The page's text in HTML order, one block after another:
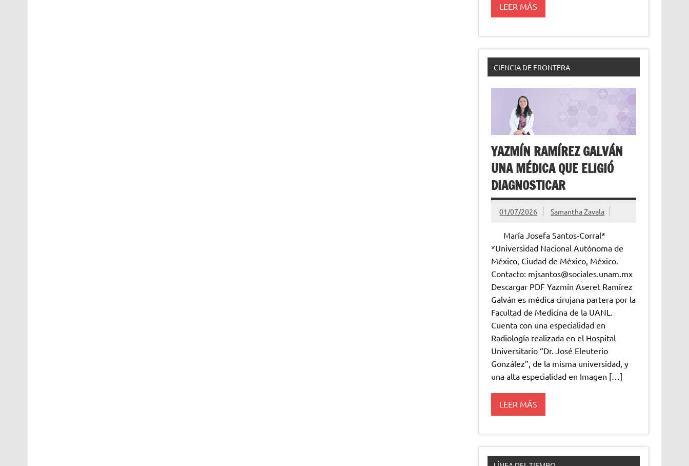
LEER MÁS
CIENCIA DE FRONTERA
YAZMÍN RAMÍREZ GALVÁN
UNA MÉDICA QUE ELIGIÓ
DIAGNOSTICAR
01/07/2026 Samantha Zavala
María Josefa Santos-Corral*
*Universidad Nacional Autónoma de
México, Ciudad de México, México.
Contacto: mjsantos@sociales.unam.mx
Descargar PDF Yazmín Aseret Ramírez
Galván es médica cirujana partera por la
Facultad de Medicina de la UANL.
Cuenta con una especialidad en
Radiología realizada en el Hospital
Universitario “Dr. José Eleuterio
González”, de la misma universidad, y
una alta especialidad en Imagen […]
LEER MÁS